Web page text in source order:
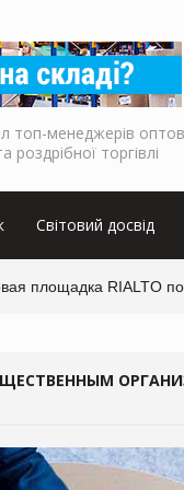
топ-менеджерів
роздрібної торгівлі
Світовий досвід
площадка RIALTO